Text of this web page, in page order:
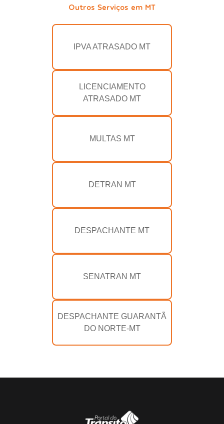
Outros Serviços em MT
IPVA ATRASADO MT
LICENCIAMENTO
ATRASADO MT
MULTAS MT
DETRAN MT
DESPACHANTE MT
SENATRAN MT
DESPACHANTE GUARANTÃ
DO NORTE-MT